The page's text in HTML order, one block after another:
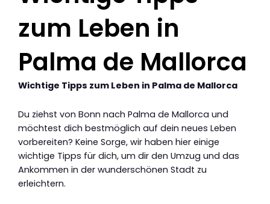
zum Leben in
Palma de Mallorca
Wichtige Tipps zum Leben in Palma de Mallorca
Du ziehst von Bonn nach Palma de Mallorca und
möchtest dich bestmöglich auf dein neues Leben
vorbereiten? Keine Sorge, wir haben hier einige
wichtige Tipps für dich, um dir den Umzug und das
Ankommen in der wunderschönen Stadt zu
erleichtern.